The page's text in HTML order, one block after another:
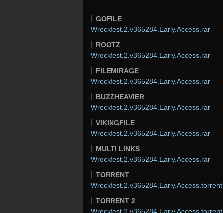
GOFILE
Wreckfest.2.v365284.Early.Access.rar
ROOTZ
Wreckfest.2.v365284.Early.Access.rar
FILEMIRAGE
Wreckfest.2.v365284.Early.Access.rar
BUZZHEAVIER
Wreckfest.2.v365284.Early.Access.rar
VIKINGFILE
Wreckfest.2.v365284.Early.Access.rar
MULTI LINKS
Wreckfest.2.v365284.Early.Access.rar
TORRENT
Wreckfest.2.v365284.Early.Access.torrent
TORRENT 2
Wreckfest.2.v365284.Early.Access.torrent